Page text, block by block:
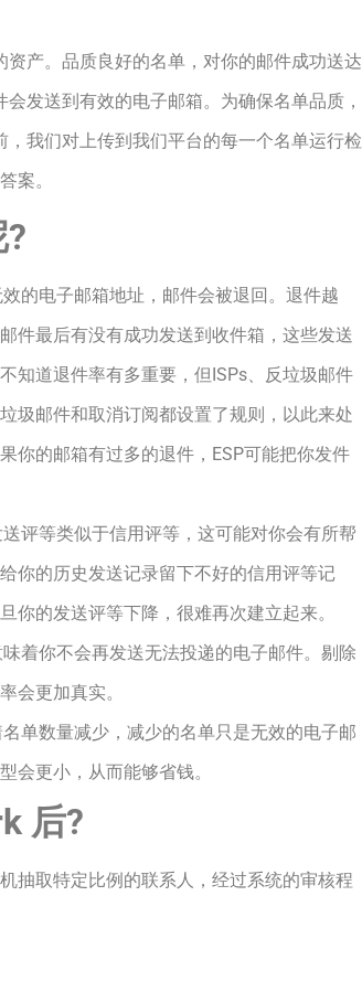
产。 品质良好的名单，对你的邮件成功送达
发送到有效的电子邮箱。为确保名单品质，
我们对上传到我们平台的每一个名单运行检
案。
的电子邮箱地址，邮件会被退回。退件越
件最后有没有成功发送到收件箱，这些发送
知道退件率有多重要，但ISPs、反垃圾邮件
圾邮件和取消订阅都设置了规则，以此来处
你的邮箱有过多的退件，ESP可能把你发件
评等类似于信用评等，这可能对你会有所帮
你的历史发送记录留下不好的信用评等记
你的发送评等下降，很难再次建立起来。
着你不会再发送无法投递的电子邮件。剔除
会更加真实。
单数量减少，减少的名单只是无效的电子邮
会更小，从而能够省钱。
后?
抽取特定比例的联系人，经过系统的审核程